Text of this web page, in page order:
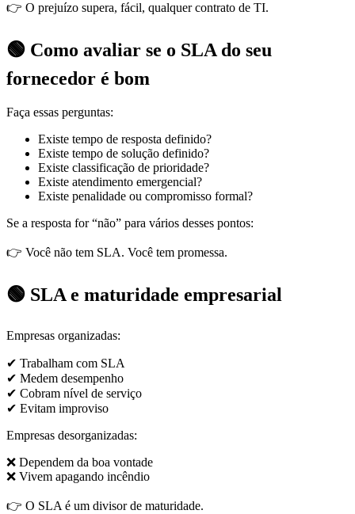
👉 O prejuízo supera, fácil, qualquer contrato de TI.
🟢 Como avaliar se o SLA do seu
fornecedor é bom
Faça essas perguntas:
Existe tempo de resposta definido?
Existe tempo de solução definido?
Existe classificação de prioridade?
Existe atendimento emergencial?
Existe penalidade ou compromisso formal?
Se a resposta for “não” para vários desses pontos:
👉 Você não tem SLA. Você tem promessa.
🟢 SLA e maturidade empresarial
Empresas organizadas:
✔ Trabalham com SLA
✔ Medem desempenho
✔ Cobram nível de serviço
✔ Evitam improviso
Empresas desorganizadas:
❌ Dependem da boa vontade
❌ Vivem apagando incêndio
👉 O SLA é um divisor de maturidade.